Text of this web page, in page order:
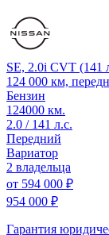
SE, 2.0i CVT (141
124 000 км,
Бензин
124000 км.
2.0 / 141 л.с.
Передний
Вариатор
2 владельца
от 594 000 ₽
954 000 ₽
Гарантия